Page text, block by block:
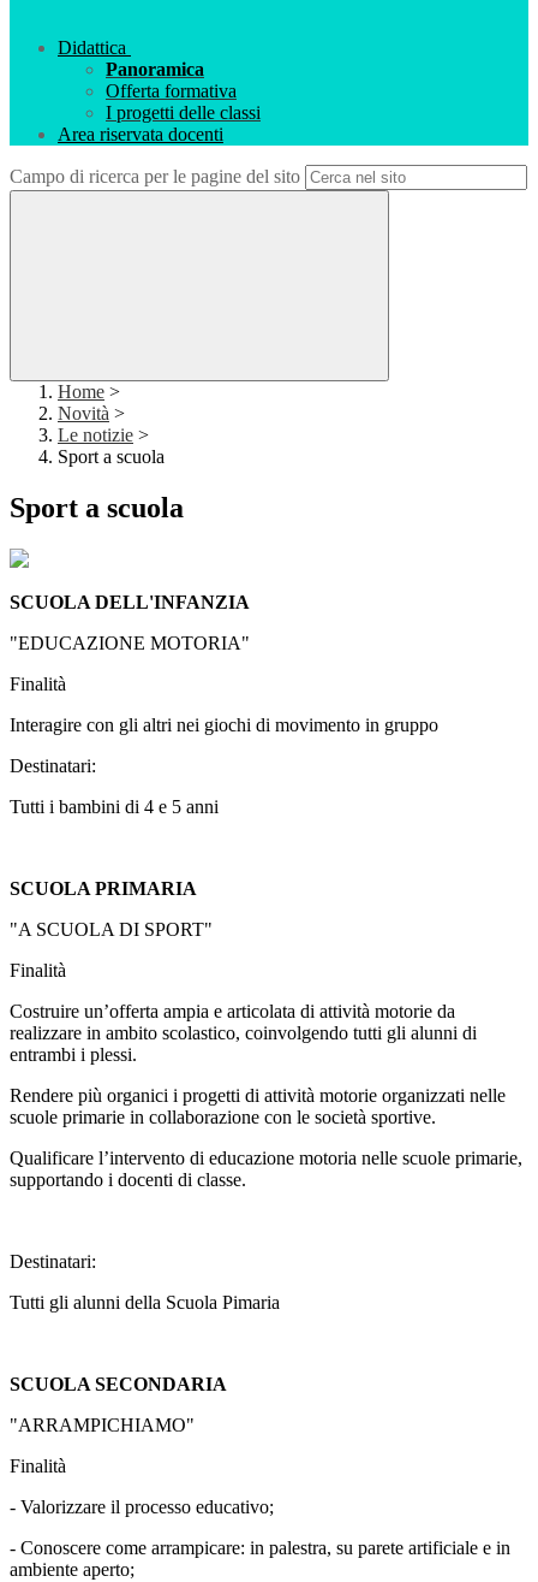
Didattica
Panoramica
Offerta formativa
I progetti delle classi
Area riservata docenti
Campo di ricerca per le pagine del sito
Home >
Novità >
Le notizie >
Sport a scuola
Sport a scuola
SCUOLA DELL'INFANZIA
"EDUCAZIONE MOTORIA"
Finalità
Interagire con gli altri nei giochi di movimento in gruppo
Destinatari:
Tutti i bambini di 4 e 5 anni
SCUOLA PRIMARIA
"A SCUOLA DI SPORT"
Finalità
Costruire un’offerta ampia e articolata di attività motorie da
realizzare in ambito scolastico, coinvolgendo tutti gli alunni di
entrambi i plessi.
Rendere più organici i progetti di attività motorie organizzati nelle
scuole primarie in collaborazione con le società sportive.
Qualificare l’intervento di educazione motoria nelle scuole primarie,
supportando i docenti di classe.
Destinatari:
Tutti gli alunni della Scuola Pimaria
SCUOLA SECONDARIA
"ARRAMPICHIAMO"
Finalità
- Valorizzare il processo educativo;
- Conoscere come arrampicare: in palestra, su parete artificiale e in
ambiente aperto;